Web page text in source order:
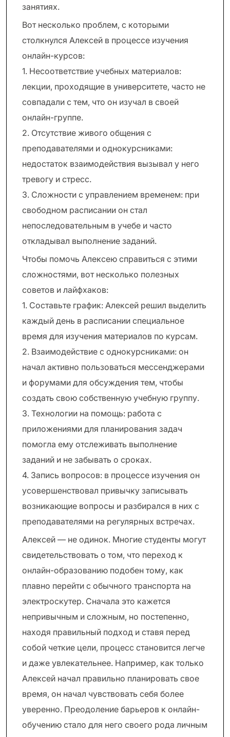
занятиях.
Вот несколько проблем, с которыми
столкнулся Алексей в процессе изучения
онлайн-курсов:
1. Несоответствие учебных материалов:
лекции, проходящие в университете, часто не
совпадали с тем, что он изучал в своей
онлайн-гр​​уппе.
2. Отсутствие живого общения с
преподавателями и однокурсниками:
недостаток взаимодействия вызывал у него
тревогу и стресс.
3. Сложности с управлением временем: при
свободном расписании он стал
непоследовательным в учебе и часто
откладывал выполнение заданий.
Чтобы помочь Алексею справиться с этими
сложностями, вот несколько полезных
советов и лайфхаков:
1. Составьте график: Алексей решил выделить
каждый день в расписании специальное
время для изучения материалов по курсам.
2. Взаимодействие с однокурсниками: он
начал активно пользоваться мессенджерами
и форумами для обсуждения тем, чтобы
создать свою собственную учебную группу.
3. Технологии на помощь: работа с
приложениями для планирования задач
помогла ему отслеживать выполнение
заданий и не забывать о сроках.
4. Запись вопросов: в процессе изучения он
усовершенствовал привычку записывать
возникающие вопросы и разбирался в них с
преподавателями на регулярных встречах.
Алексей — не одинок. Многие студенты могут
свидетельствовать о том, что переход к
онлайн-образованию подобен тому, как
плавно перейти с обычного транспорта на
электроскутер. Сначала это кажется
непривычным и сложным, но постепенно,
находя правильный подход и ставя перед
собой четкие цели, процесс становится легче
и даже увлекательнее. Например, как только
Алексей начал правильно планировать свое
время, он начал чувствовать себя более
уверенно. Преодоление барьеров к онлайн-
обучению стало для него своего рода личным